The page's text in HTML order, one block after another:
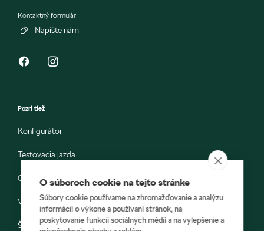
Kontaktný formulár
Napíšte nám
Pozri tiež
Konfigurátor
Testovacia jazda
Objednávka do servisu
Vozidlá ihneď k odberu
Škoda E-shop
O súboroch cookie na tejto stránke
Súbory cookie používame na zhromažďovanie a analýzu
informácií o výkone a používaní stránok, na
poskytovanie funkcií sociálnych médií a na vylepšenie a